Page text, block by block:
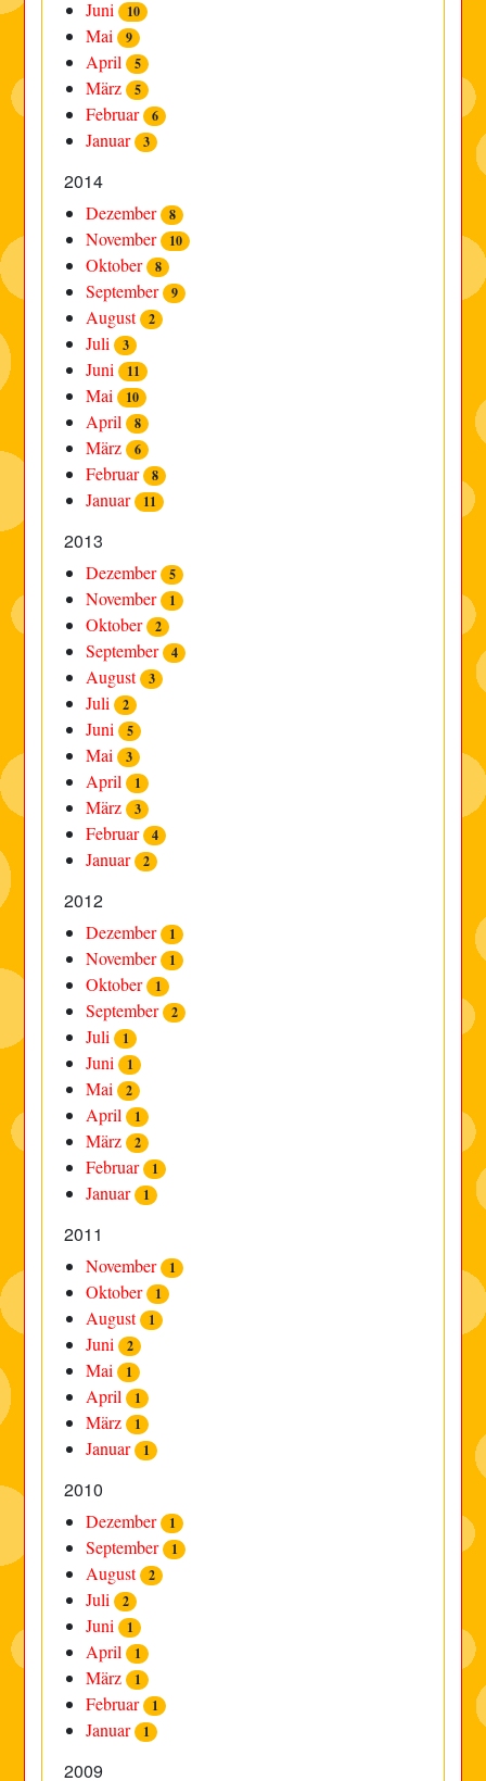
Juni 10
Mai 9
April 5
März 5
Februar 6
Januar 3
2014
Dezember 8
November 10
Oktober 8
September 9
August 2
Juli 3
Juni 11
Mai 10
April 8
März 6
Februar 8
Januar 11
2013
Dezember 5
November 1
Oktober 2
September 4
August 3
Juli 2
Juni 5
Mai 3
April 1
März 3
Februar 4
Januar 2
2012
Dezember 1
November 1
Oktober 1
September 2
Juli 1
Juni 1
Mai 2
April 1
März 2
Februar 1
Januar 1
2011
November 1
Oktober 1
August 1
Juni 2
Mai 1
April 1
März 1
Januar 1
2010
Dezember 1
September 1
August 2
Juli 2
Juni 1
April 1
März 1
Februar 1
Januar 1
2009